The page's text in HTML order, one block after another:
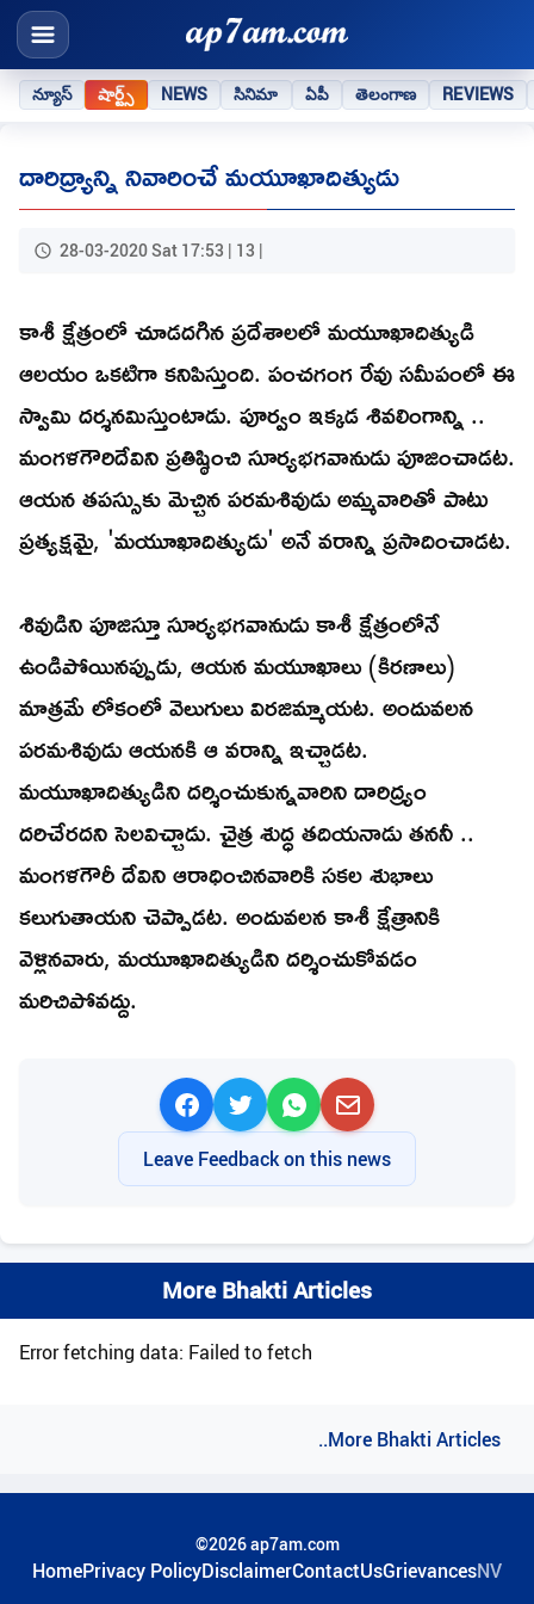
న్యూస్ షార్ట్స్ NEWS సినిమా ఏపీ తెలంగాణ REVIEWS
దారిద్ర్యాన్ని నివారించే మయూఖాదిత్యుడు
28-03-2020 Sat 17:53 | 13 |
కాశీ క్షేత్రంలో చూడదగిన ప్రదేశాలలో మయూఖాదిత్యుడి
ఆలయం ఒకటిగా కనిపిస్తుంది. పంచగంగ రేవు సమీపంలో ఈ
స్వామి దర్శనమిస్తుంటాడు. పూర్వం ఇక్కడ శివలింగాన్ని ..
మంగళగౌరిదేవిని ప్రతిష్ఠించి సూర్యభగవానుడు పూజించాడట.
ఆయన తపస్సుకు మెచ్చిన పరమశివుడు అమ్మవారితో పాటు
ప్రత్యక్షమై, 'మయూఖాదిత్యుడు' అనే వరాన్ని ప్రసాదించాడట.
శివుడిని పూజిస్తూ సూర్యభగవానుడు కాశీ క్షేత్రంలోనే
ఉండిపోయినప్పుడు, ఆయన మయూఖాలు (కిరణాలు)
మాత్రమే లోకంలో వెలుగులు విరజిమ్మాయట. అందువలన
పరమశివుడు ఆయనకి ఆ వరాన్ని ఇచ్చాడట.
మయూఖాదిత్యుడిని దర్శించుకున్నవారిని దారిద్య్రం
దరిచేరదని సెలవిచ్చాడు. చైత్ర శుద్ధ తదియనాడు తననీ ..
మంగళగౌరీ దేవిని ఆరాధించినవారికి సకల శుభాలు
కలుగుతాయని చెప్పాడట. అందువలన కాశీ క్షేత్రానికి
వెళ్లినవారు, మయూఖాదిత్యుడిని దర్శించుకోవడం
మరిచిపోవద్దు.
Leave Feedback on this news
More Bhakti Articles
Error fetching data: Failed to fetch
..More Bhakti Articles
©2026 ap7am.com
HomePrivacy PolicyDisclaimerContactUsGrievancesNV